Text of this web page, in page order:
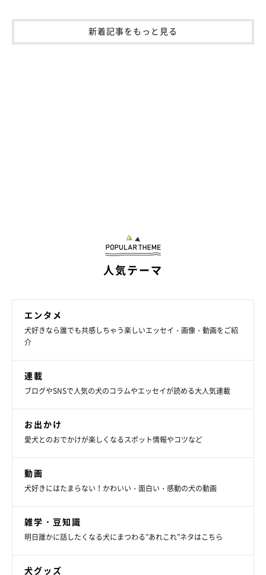
新着記事をもっと見る
人気テーマ
エンタメ
犬好きなら誰でも共感しちゃう楽しいエッセイ・画像・動画をご紹
介
連載
ブログやSNSで人気の犬のコラムやエッセイが読める大人気連載
お出かけ
愛犬とのおでかけが楽しくなるスポット情報やコツなど
動画
犬好きにはたまらない！かわいい・面白い・感動の犬の動画
雑学・豆知識
明日誰かに話したくなる犬にまつわる”あれこれ”ネタはこちら
犬グッズ